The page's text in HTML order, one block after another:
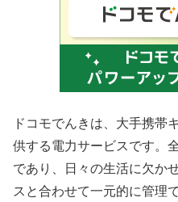
ドコモでんきは、大手携帯
供する電力サービスです。
であり、日々の生活に欠か
スと合わせて一元的に管理